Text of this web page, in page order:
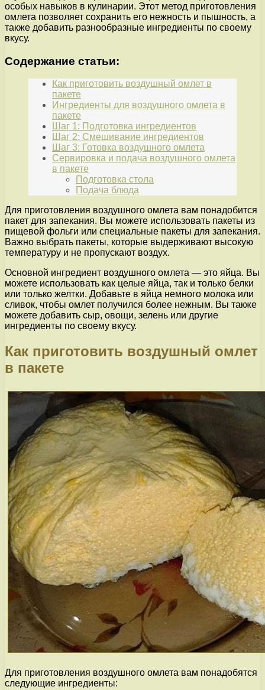
особых навыков в кулинарии. Этот метод приготовления
омлета позволяет сохранить его нежность и пышность, а
также добавить разнообразные ингредиенты по своему
вкусу.
Содержание статьи:
Как приготовить воздушный омлет в
пакете
Ингредиенты для воздушного омлета в
пакете
Шаг 1: Подготовка ингредиентов
Шаг 2: Смешивание ингредиентов
Шаг 3: Готовка воздушного омлета
Сервировка и подача воздушного омлета
в пакете
Подготовка стола
Подача блюда
Для приготовления воздушного омлета вам понадобится
пакет для запекания. Вы можете использовать пакеты из
пищевой фольги или специальные пакеты для запекания.
Важно выбрать пакеты, которые выдерживают высокую
температуру и не пропускают воздух.
Основной ингредиент воздушного омлета — это яйца. Вы
можете использовать как целые яйца, так и только белки
или только желтки. Добавьте в яйца немного молока или
сливок, чтобы омлет получился более нежным. Вы также
можете добавить сыр, овощи, зелень или другие
ингредиенты по своему вкусу.
Как приготовить воздушный омлет
в пакете
Для приготовления воздушного омлета вам понадобятся
следующие ингредиенты: